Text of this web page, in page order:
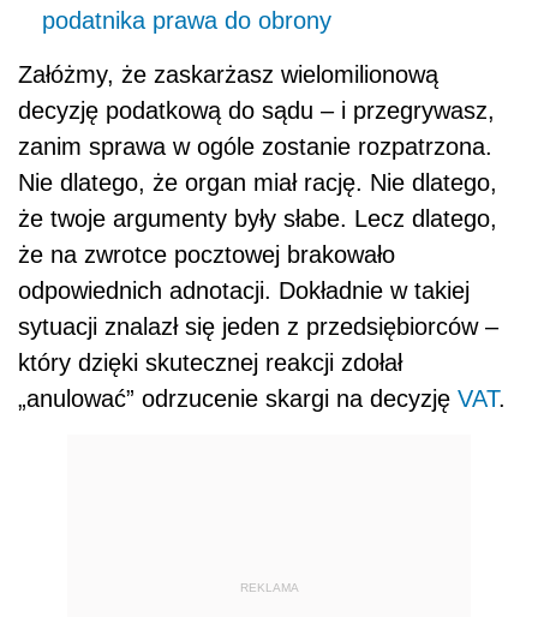
podatnika prawa do obrony
Załóżmy, że zaskarżasz wielomilionową
decyzję podatkową do sądu – i przegrywasz,
zanim sprawa w ogóle zostanie rozpatrzona.
Nie dlatego, że organ miał rację. Nie dlatego,
że twoje argumenty były słabe. Lecz dlatego,
że na zwrotce pocztowej brakowało
odpowiednich adnotacji. Dokładnie w takiej
sytuacji znalazł się jeden z przedsiębiorców –
który dzięki skutecznej reakcji zdołał
„anulować” odrzucenie skargi na decyzję VAT.
REKLAMA